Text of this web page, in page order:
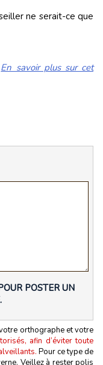
ne serait-ce que
En savoir plus sur cet
POSTER UN
orthographe et votre
afin d’éviter toute
Pour ce type de
Veillez à rester polis